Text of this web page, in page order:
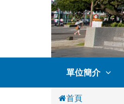
單位簡介
首頁